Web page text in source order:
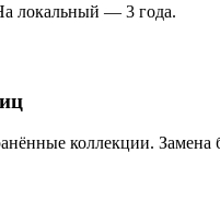
локальный — 3 года.
коллекции. Замена